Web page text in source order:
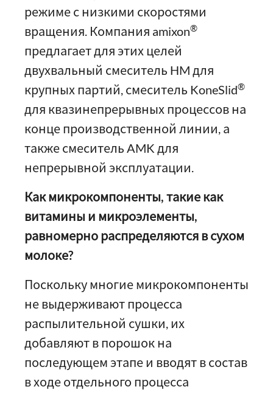
режиме с низкими скоростями
вращения. Компания amixon®
предлагает для этих целей
двухвальный смеситель HM для
крупных партий, смеситель KoneSlid®
для квазинепрерывных процессов на
конце производственной линии, а
также смеситель AMK для
непрерывной эксплуатации.
Как микрокомпоненты, такие как
витамины и микроэлементы,
равномерно распределяются в сухом
молоке?
Поскольку многие микрокомпоненты
не выдерживают процесса
распылительной сушки, их
добавляют в порошок на
последующем этапе и вводят в состав
в ходе отдельного процесса